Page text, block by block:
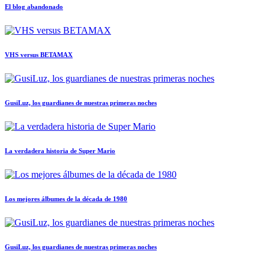
El blog abandonado
VHS versus BETAMAX
GusiLuz, los guardianes de nuestras primeras noches
La verdadera historia de Super Mario
Los mejores álbumes de la década de 1980
GusiLuz, los guardianes de nuestras primeras noches